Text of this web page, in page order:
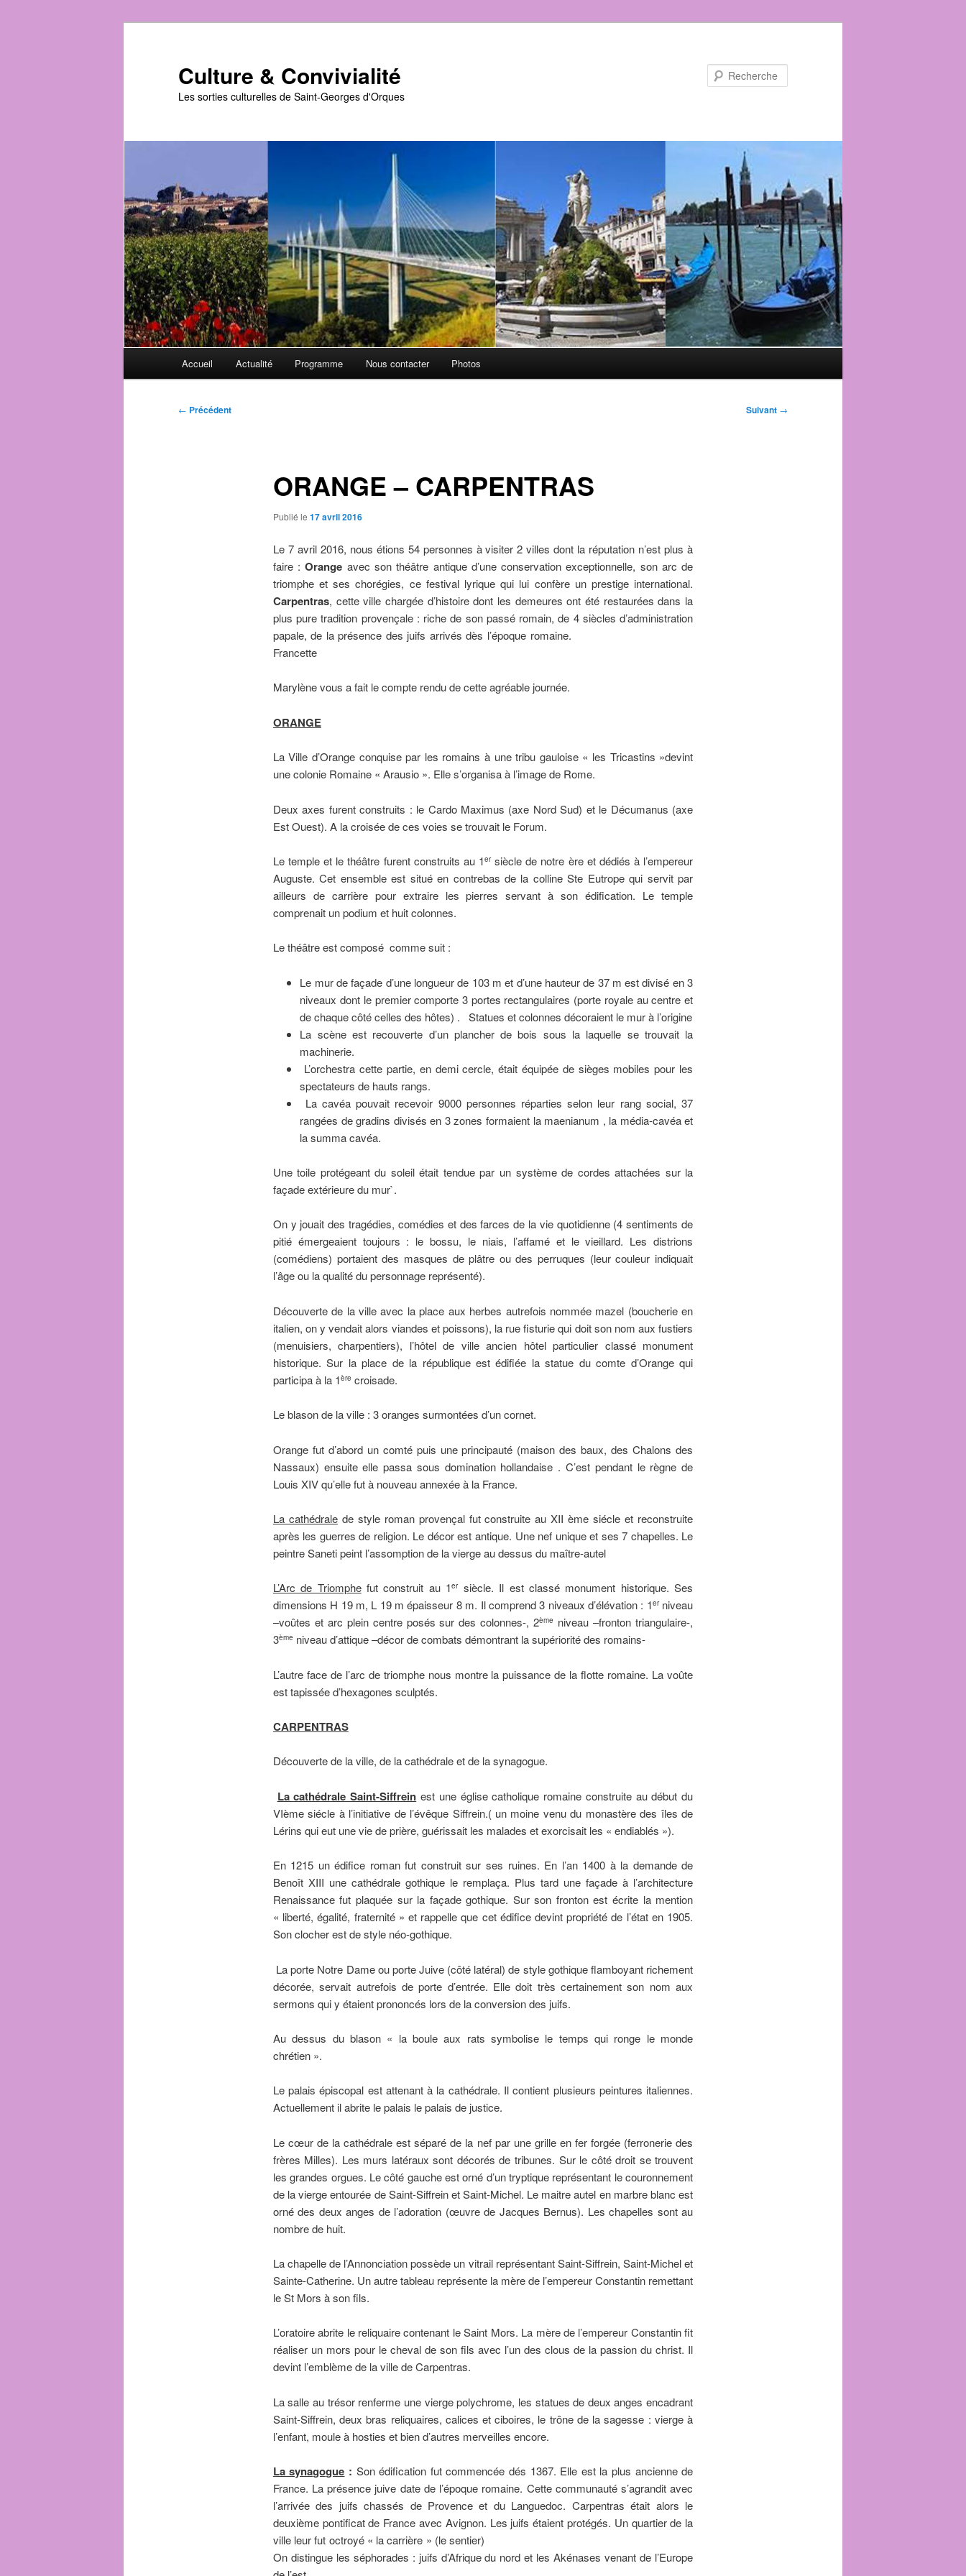
Culture & Convivialité
Les sorties culturelles de Saint-Georges d'Orques
Accueil Actualité Programme Nous contacter Photos
Navigation
← Précédent Suivant →
ORANGE – CARPENTRAS
Publié le 17 avril 2016
Le 7 avril 2016, nous étions 54 personnes à visiter 2 villes dont la réputation n’est plus à
faire : Orange avec son théâtre antique d’une conservation exceptionnelle, son arc de
triomphe et ses chorégies, ce festival lyrique qui lui confère un prestige international.
Carpentras, cette ville chargée d’histoire dont les demeures ont été restaurées dans la
plus pure tradition provençale : riche de son passé romain, de 4 siècles d’administration
papale, de la présence des juifs arrivés dès l’époque romaine.
Francette
Marylène vous a fait le compte rendu de cette agréable journée.
ORANGE
La Ville d’Orange conquise par les romains à une tribu gauloise « les Tricastins »devint
une colonie Romaine « Arausio ». Elle s’organisa à l’image de Rome.
Deux axes furent construits : le Cardo Maximus (axe Nord Sud) et le Décumanus (axe
Est Ouest). A la croisée de ces voies se trouvait le Forum.
Le temple et le théâtre furent construits au 1ersiècle de notre ère et dédiés à l’empereur
Auguste. Cet ensemble est situé en contrebas de la colline Ste Eutrope qui servit par
ailleurs de carrière pour extraire les pierres servant à son édification. Le temple
comprenait un podium et huit colonnes.
Le théâtre est composé comme suit :
Le mur de façade d’une longueur de 103 m et d’une hauteur de 37 m est divisé en 3
niveaux dont le premier comporte 3 portes rectangulaires (porte royale au centre et
de chaque côté celles des hôtes) . Statues et colonnes décoraient le mur à l’origine
La scène est recouverte d’un plancher de bois sous la laquelle se trouvait la
machinerie.
L’orchestra cette partie, en demi cercle, était équipée de sièges mobiles pour les
spectateurs de hauts rangs.
La cavéa pouvait recevoir 9000 personnes réparties selon leur rang social, 37
rangées de gradins divisés en 3 zones formaient la maenianum , la média-cavéa et
la summa cavéa.
Une toile protégeant du soleil était tendue par un système de cordes attachées sur la
façade extérieure du mur`.
On y jouait des tragédies, comédies et des farces de la vie quotidienne (4 sentiments de
pitié émergeaient toujours : le bossu, le niais, l’affamé et le vieillard. Les distrions
(comédiens) portaient des masques de plâtre ou des perruques (leur couleur indiquait
l’âge ou la qualité du personnage représenté).
Découverte de la ville avec la place aux herbes autrefois nommée mazel (boucherie en
italien, on y vendait alors viandes et poissons), la rue fisturie qui doit son nom aux fustiers
(menuisiers, charpentiers), l’hôtel de ville ancien hôtel particulier classé monument
historique. Sur la place de la république est édifiée la statue du comte d’Orange qui
participa à la 1ère croisade.
Le blason de la ville : 3 oranges surmontées d’un cornet.
Orange fut d’abord un comté puis une principauté (maison des baux, des Chalons des
Nassaux) ensuite elle passa sous domination hollandaise . C’est pendant le règne de
Louis XIV qu’elle fut à nouveau annexée à la France.
La cathédralede style roman provençal fut construite au XII ème siécle et reconstruite
après les guerres de religion. Le décor est antique. Une nef unique et ses 7 chapelles. Le
peintre Saneti peint l’assomption de la vierge au dessus du maître-autel
L’Arc de Triomphefut construit au 1ersiècle. Il est classé monument historique. Ses
dimensions H 19 m, L 19 m épaisseur 8 m. Il comprend 3 niveaux d’élévation : 1erniveau
–voûtes et arc plein centre posés sur des colonnes-, 2ème niveau –fronton triangulaire-,
3ème niveau d’attique –décor de combats démontrant la supériorité des romains-
L’autre face de l’arc de triomphe nous montre la puissance de la flotte romaine. La voûte
est tapissée d’hexagones sculptés.
CARPENTRAS
Découverte de la ville, de la cathédrale et de la synagogue.
La cathédrale Saint-Siffrein est une église catholique romaine construite au début du
VIème siécle à l’initiative de l’évêque Siffrein.( un moine venu du monastère des îles de
Lérins qui eut une vie de prière, guérissait les malades et exorcisait les « endiablés »).
En 1215 un édifice roman fut construit sur ses ruines. En l’an 1400 à la demande de
Benoît XIII une cathédrale gothique le remplaça. Plus tard une façade à l’architecture
Renaissance fut plaquée sur la façade gothique. Sur son fronton est écrite la mention
« liberté, égalité, fraternité » et rappelle que cet édifice devint propriété de l’état en 1905.
Son clocher est de style néo-gothique.
La porte Notre Dame ou porte Juive (côté latéral) de style gothique flamboyant richement
décorée, servait autrefois de porte d’entrée. Elle doit très certainement son nom aux
sermons qui y étaient prononcés lors de la conversion des juifs.
Au dessus du blason « la boule aux rats symbolise le temps qui ronge le monde
chrétien ».
Le palais épiscopal est attenant à la cathédrale. Il contient plusieurs peintures italiennes.
Actuellement il abrite le palais le palais de justice.
Le cœur de la cathédrale est séparé de la nef par une grille en fer forgée (ferronerie des
frères Milles). Les murs latéraux sont décorés de tribunes. Sur le côté droit se trouvent
les grandes orgues. Le côté gauche est orné d’un tryptique représentant le couronnement
de la vierge entourée de Saint-Siffrein et Saint-Michel. Le maitre autel en marbre blanc est
orné des deux anges de l’adoration (œuvre de Jacques Bernus). Les chapelles sont au
nombre de huit.
La chapelle de l’Annonciation possède un vitrail représentant Saint-Siffrein, Saint-Michel et
Sainte-Catherine. Un autre tableau représente la mère de l’empereur Constantin remettant
le St Mors à son fils.
L’oratoire abrite le reliquaire contenant le Saint Mors. La mère de l’empereur Constantin fit
réaliser un mors pour le cheval de son fils avec l’un des clous de la passion du christ. Il
devint l’emblème de la ville de Carpentras.
La salle au trésor renferme une vierge polychrome, les statues de deux anges encadrant
Saint-Siffrein, deux bras reliquaires, calices et ciboires, le trône de la sagesse : vierge à
l’enfant, moule à hosties et bien d’autres merveilles encore.
La synagogue : Son édification fut commencée dés 1367. Elle est la plus ancienne de
France. La présence juive date de l’époque romaine. Cette communauté s’agrandit avec
l’arrivée des juifs chassés de Provence et du Languedoc. Carpentras était alors le
deuxième pontificat de France avec Avignon. Les juifs étaient protégés. Un quartier de la
ville leur fut octroyé « la carrière » (le sentier)
On distingue les séphorades : juifs d’Afrique du nord et les Akénases venant de l’Europe